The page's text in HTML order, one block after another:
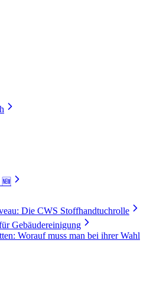
Die CWS Stoffhandtuchrolle
Gebäudereinigung
Worauf muss man bei ihrer Wahl